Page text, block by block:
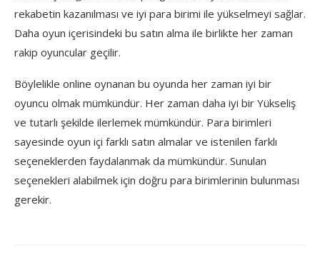
rekabetin kazanılması ve iyi para birimi ile yükselmeyi sağlar.
Daha oyun içerisindeki bu satın alma ile birlikte her zaman
rakip oyuncular geçilir.
Böylelikle online oynanan bu oyunda her zaman iyi bir
oyuncu olmak mümkündür. Her zaman daha iyi bir Yükseliş
ve tutarlı şekilde ilerlemek mümkündür. Para birimleri
sayesinde oyun içi farklı satın almalar ve istenilen farklı
seçeneklerden faydalanmak da mümkündür. Sunulan
seçenekleri alabilmek için doğru para birimlerinin bulunması
gerekir.